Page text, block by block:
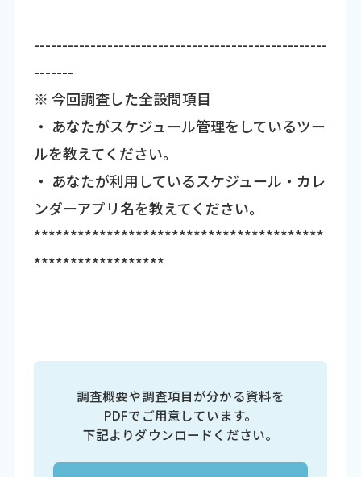
----------------------------------------------------
-------
※ 今回調査した全設問項目
・ あなたがスケジュール管理をしているツー
ルを教えてください。
・ あなたが利用しているスケジュール・カレ
ンダーアプリ名を教えてください。
****************************************
******************
調査概要や調査項目が分かる資料を
PDFでご用意しています。
下記よりダウンロードください。